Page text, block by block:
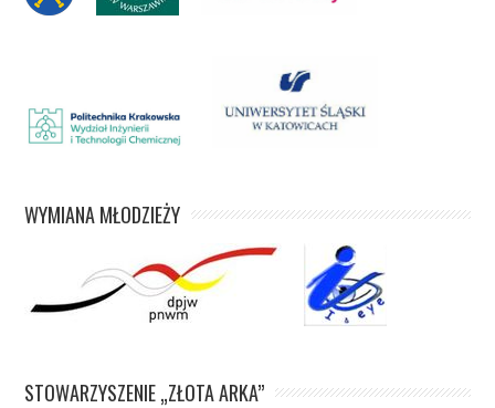
WYMIANA MŁODZIEŻY
STOWARZYSZENIE „ZŁOTA ARKA”